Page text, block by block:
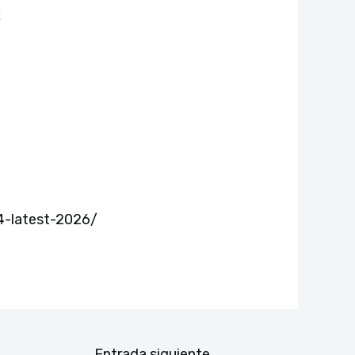
latest-2026/